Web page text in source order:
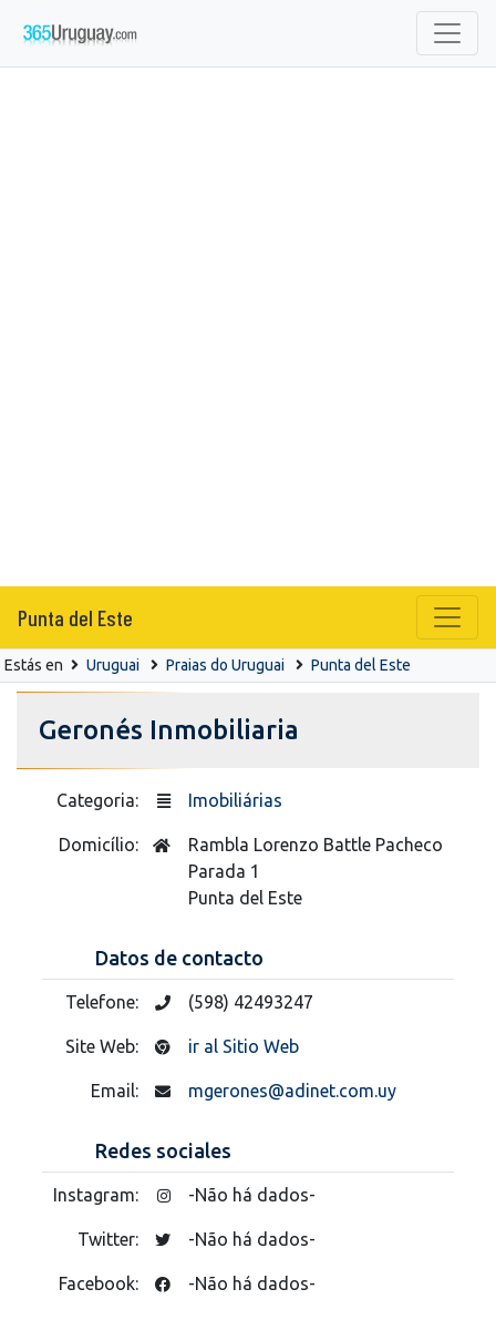
Punta del Este
Estás en Uruguai Praias do Uruguai Punta del Este
Geronés Inmobiliaria
Categoria: Imobiliárias
Domicílio:
Rambla Lorenzo Battle Pacheco
Parada 1
Punta del Este
Datos de contacto
Telefone: (598) 42493247
Site Web: ir al Sitio Web
Email: mgerones@adinet.com.uy
Redes sociales
Instagram: -Não há dados-
Twitter: -Não há dados-
Facebook: -Não há dados-